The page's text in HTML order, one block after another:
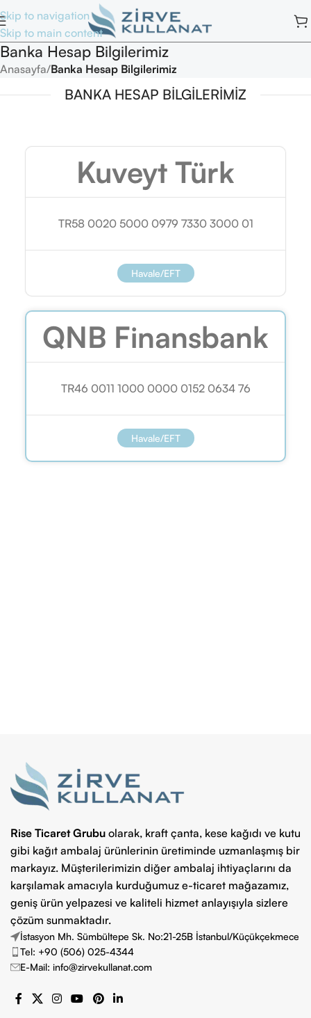
Skip to navigation
Skip to main content
Banka Hesap Bilgilerimiz
Anasayfa/Banka Hesap Bilgilerimiz
BANKA HESAP BİLGİLERİMİZ
Kuveyt Türk
TR58 0020 5000 0979 7330 3000 01
Havale/EFT
QNB Finansbank
TR46 0011 1000 0000 0152 0634 76
Havale/EFT
Rise Ticaret Grubu olarak, kraft çanta, kese kağıdı ve kutu
gibi kağıt ambalaj ürünlerinin üretiminde uzmanlaşmış bir
markayız. Müşterilerimizin diğer ambalaj ihtiyaçlarını da
karşılamak amacıyla kurduğumuz e-ticaret mağazamız,
geniş ürün yelpazesi ve kaliteli hizmet anlayışıyla sizlere
çözüm sunmaktadır.
İstasyon Mh. Sümbültepe Sk. No:21-25B İstanbul/Küçükçekmece
Tel: +90 (506) 025-4344
E-Mail: info@zirvekullanat.com